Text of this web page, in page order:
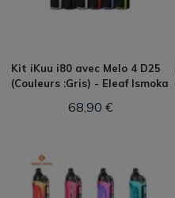
Kit iKuu i80 avec Melo 4 D25
(Couleurs :Gris) - Eleaf Ismoka
68,90 €